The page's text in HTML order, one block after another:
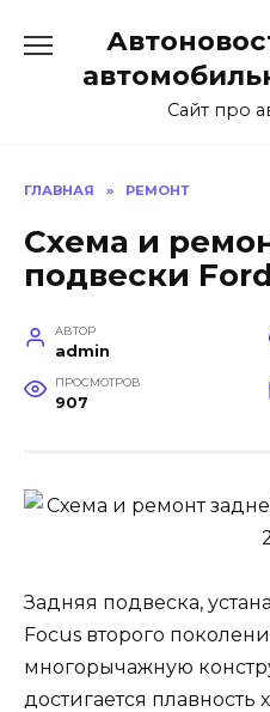
содержанию
Сайт про
ГЛАВНАЯ » РЕМОНТ
Схема и
подвески
АВТОР
admin
ПРОСМОТРОВ
907
Задняя подвеска,
Focus второго
многорычажную
достигается плавность